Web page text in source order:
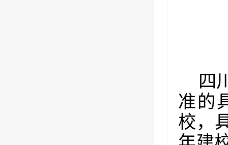
四
准的
校，